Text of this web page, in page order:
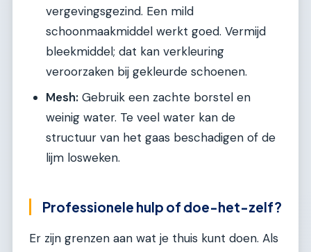
vergevingsgezind. Een mild
schoonmaakmiddel werkt goed. Vermijd
bleekmiddel; dat kan verkleuring
veroorzaken bij gekleurde schoenen.
Mesh: Gebruik een zachte borstel en
weinig water. Te veel water kan de
structuur van het gaas beschadigen of de
lijm losweken.
Professionele hulp of doe-het-zelf?
Er zijn grenzen aan wat je thuis kunt doen. Als